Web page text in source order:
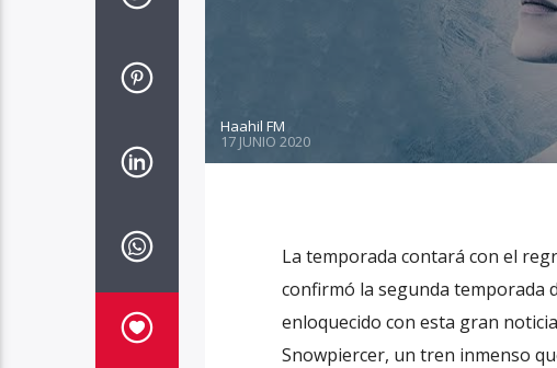
Haahil FM
17 JUNIO 2020
La temporada contará con el
confirmó la segunda temporada
enloquecido con esta gran
Snowpiercer, un tren inmenso